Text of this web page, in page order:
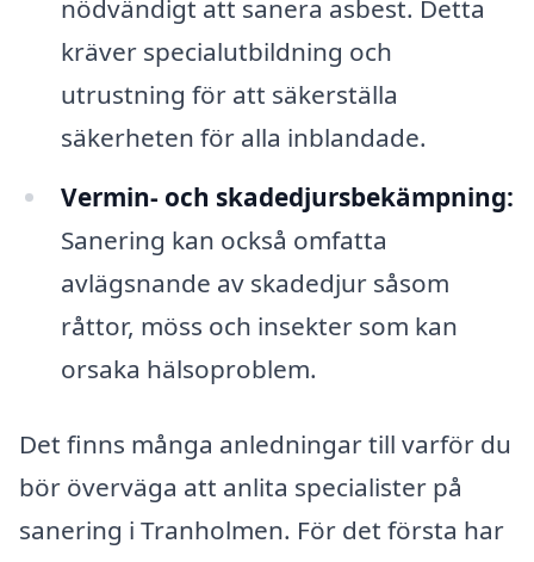
nödvändigt att sanera asbest. Detta
kräver specialutbildning och
utrustning för att säkerställa
säkerheten för alla inblandade.
Vermin- och skadedjursbekämpning:
Sanering kan också omfatta
avlägsnande av skadedjur såsom
råttor, möss och insekter som kan
orsaka hälsoproblem.
Det finns många anledningar till varför du
bör överväga att anlita specialister på
sanering i Tranholmen. För det första har